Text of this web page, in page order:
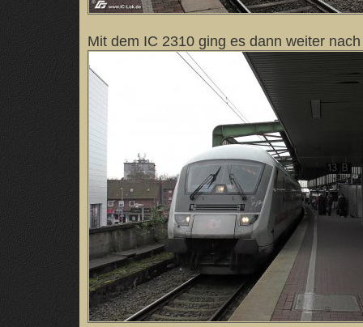
Mit dem IC 2310 ging es dann weiter